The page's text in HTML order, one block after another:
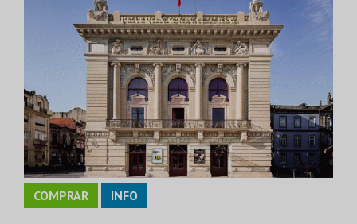
COMPRAR INFO